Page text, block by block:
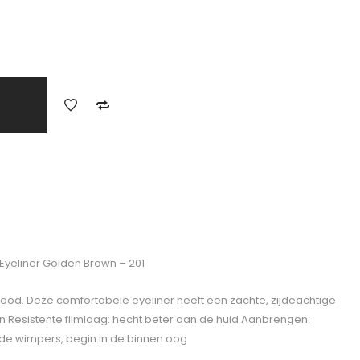
Golden Brown – 201
Deze comfortabele eyeliner heeft een zachte, zijdeachtige
Resistente filmlaag: hecht beter aan de huid Aanbrengen:
wimpers, begin in de binnen oog